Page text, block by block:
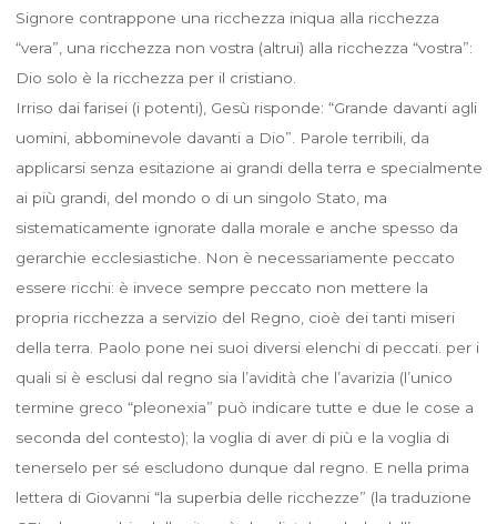
Signore contrappone una ricchezza iniqua alla ricchezza
“vera”, una ricchezza non vostra (altrui) alla ricchezza “vostra”:
Dio solo è la ricchezza per il cristiano.
Irriso dai farisei (i potenti), Gesù risponde: “Grande davanti agli
uomini, abbominevole davanti a Dio”. Parole terribili, da
applicarsi senza esitazione ai grandi della terra e specialmente
ai più grandi, del mondo o di un singolo Stato, ma
sistematicamente ignorate dalla morale e anche spesso da
gerarchie ecclesiastiche. Non è necessariamente peccato
essere ricchi: è invece sempre peccato non mettere la
propria ricchezza a servizio del Regno, cioè dei tanti miseri
della terra. Paolo pone nei suoi diversi elenchi di peccati. per i
quali si è esclusi dal regno sia l’avidità che l’avarizia (l’unico
termine greco “pleonexia” può indicare tutte e due le cose a
seconda del contesto); la voglia di aver di più e la voglia di
tenerselo per sé escludono dunque dal regno. E nella prima
lettera di Giovanni “la superbia delle ricchezze” (la traduzione